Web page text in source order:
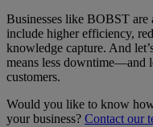
Businesses like BOBST are
include higher efficiency,
knowledge capture. And
means less downtime—and
customers.
Would you like to know
your business? Contact our